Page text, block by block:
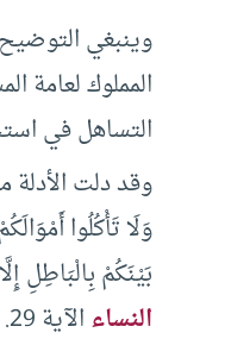
وينبغي
المملوك لعامة
التساهل في
وقد دلت الأدلة
بَيْنَكُمْ بِالْبَاطِلِ
النساءالآية 29.